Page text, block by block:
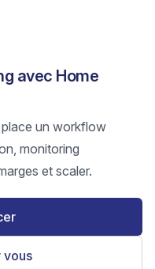
avec Home
place un workflow
monitoring
et scaler.
vous